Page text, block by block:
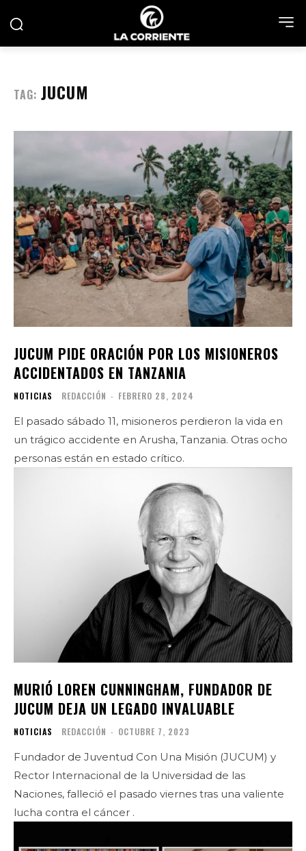
TAG: JUCUM
JUCUM PIDE ORACIÓN POR LOS MISIONEROS
ACCIDENTADOS EN TANZANIA
NOTICIAS REDACCIÓN - FEBRERO 28, 2024
El pasado sábado 11, misioneros perdieron la vida en
un trágico accidente en Arusha, Tanzania. Otras ocho
personas están en estado crítico.
MURIÓ LOREN CUNNINGHAM, FUNDADOR DE
JUCUM DEJA UN LEGADO INVALUABLE
NOTICIAS REDACCIÓN - OCTUBRE 7, 2023
Fundador de Juventud Con Una Misión (JUCUM) y
Rector Internacional de la Universidad de las
Naciones, falleció el pasado viernes tras una valiente
lucha contra el cáncer .